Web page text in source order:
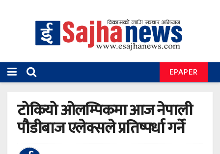
EPAPER
टोकियो ओलम्पिकमा आज नेपाली
पौडीबाज एलेक्सले प्रतिष्पर्धा गर्ने